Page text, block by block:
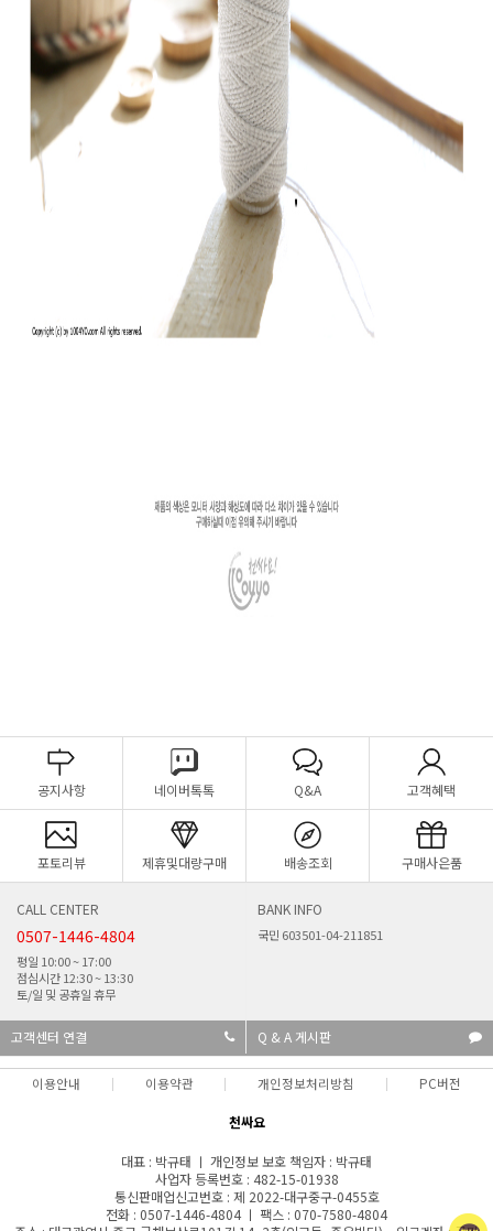
공지사항 네이버톡톡 Q&A 고객혜택
포토리뷰 제휴및대량구매 배송조회 구매사은품
CALL CENTER
0507-1446-4804
평일 10:00 ~ 17:00
점심시간 12:30 ~ 13:30
토/일 및 공휴일 휴무
BANK INFO
국민 603501-04-211851
고객센터 연결 Q & A 게시판
이용안내 이용약관 개인정보처리방침 PC버전
천싸요
대표 : 박규태 ㅣ 개인정보 보호 책임자 : 박규태
사업자 등록번호 : 482-15-01938
통신판매업신고번호 : 제 2022-대구중구-0455호
전화 : 0507-1446-4804 ㅣ 팩스 : 070-7580-4804